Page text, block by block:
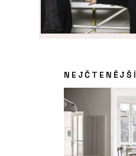
NEJČTENĚJŠÍ